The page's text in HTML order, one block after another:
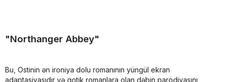
"Northanger Abbey"
Bu, Ostinin ən ironiya dolu romanının yüngül ekran
adaptasiyasıdır və qotik romanlara olan dəbin parodiyasını